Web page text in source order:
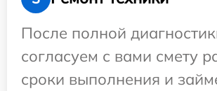
После полной
согласуем с вами смету
сроки выполнения и